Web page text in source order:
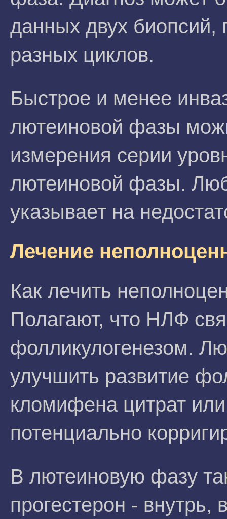
данных двух биопсий,
разных циклов.
Быстрое и менее
лютеиновой фазы
измерения серии
лютеиновой фазы.
указывает на
Лечение
Как лечить
Полагают, что НЛФ
фолликулогенезом.
улучшить развитие
кломифена цитрат
потенциально
В лютеиновую фазу
прогестерон - внутрь,